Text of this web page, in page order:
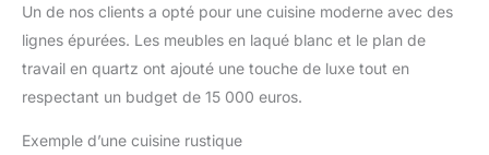
Un de nos clients a opté pour une cuisine moderne avec des
lignes épurées. Les meubles en laqué blanc et le plan de
travail en quartz ont ajouté une touche de luxe tout en
respectant un budget de 15 000 euros.
Exemple d’une cuisine rustique